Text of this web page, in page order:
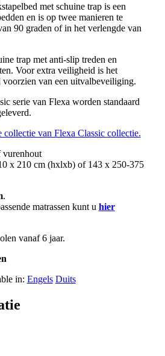
met schuine trap is een
en is op twee manieren te
90 graden of in het verlengde van
trap met anti-slip treden en
Voor extra veiligheid is het
voorzien van een uitvalbeveiliging.
serie van Flexa worden standaard
van Flexa Classic collectie.
x 210 cm (hxlxb) of 143 x 250-375
.
matrassen kunt u hier
vanaf 6 jaar.
in: Engels Duits